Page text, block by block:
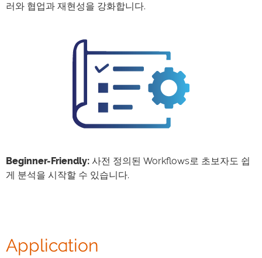
러와 협업과 재현성을 강화합니다.
Beginner-Friendly: 사전 정의된 Workflows로 초보자도 쉽
게 분석을 시작할 수 있습니다.
Application